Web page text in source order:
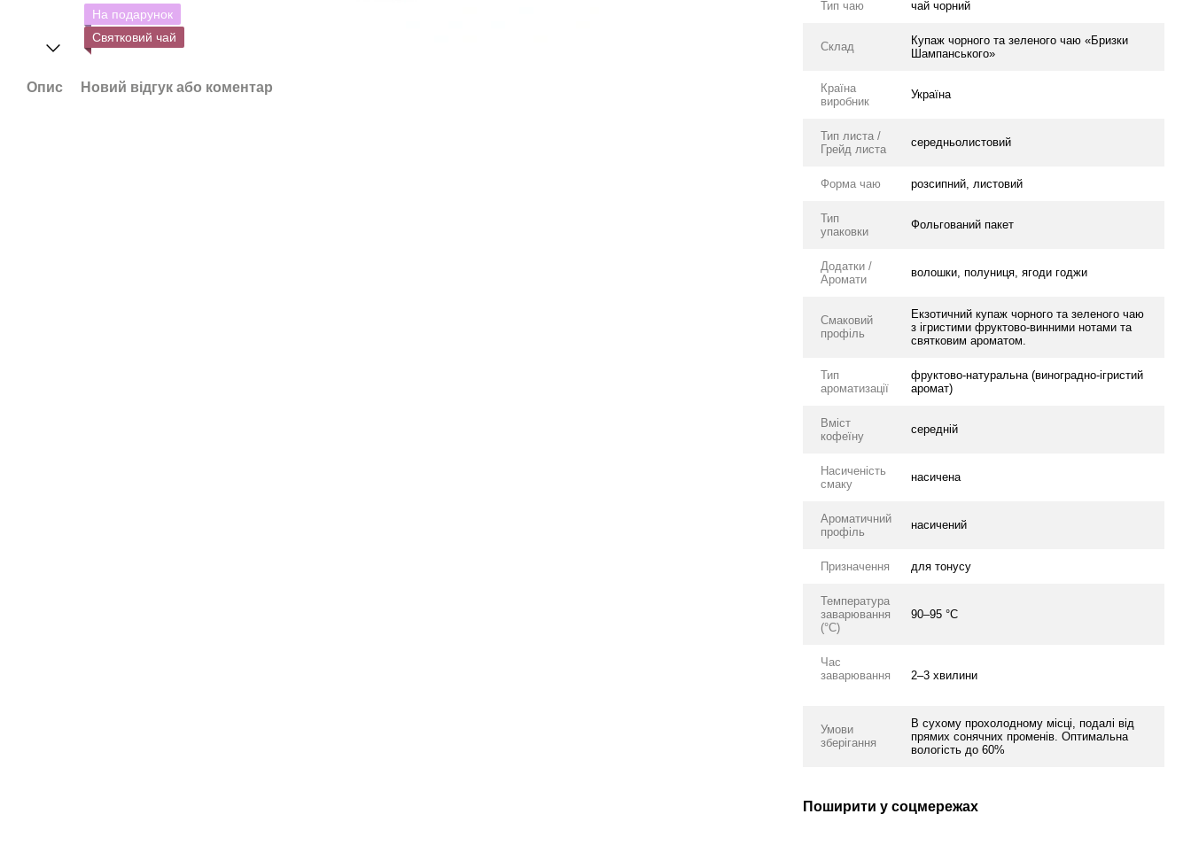
На подарунок
Святковий чай
Опис Новий відгук або коментар
Тип чаю чай чорний
Склад
Купаж чорного та зеленого чаю «Бризки
Шампанського»
Країна
виробник
Україна
Тип листа /
Грейд листа
середньолистовий
Форма чаю розсипний, листовий
Тип
упаковки
Фольгований пакет
Додатки /
Аромати
волошки, полуниця, ягоди годжи
Смаковий
профіль
Екзотичний купаж чорного та зеленого чаю
з ігристими фруктово-винними нотами та
святковим ароматом.
Тип
ароматизації
фруктово-натуральна (виноградно-ігристий
аромат)
Вміст
кофеїну
середній
Насиченість
смаку
насичена
Ароматичний
профіль
насичений
Призначення для тонусу
Температура
заварювання
(°C)
90–95 °C
Час
заварювання
2–3 хвилини
Умови
зберігання
В сухому прохолодному місці, подалі від
прямих сонячних променів. Оптимальна
вологість до 60%
Поширити у соцмережах